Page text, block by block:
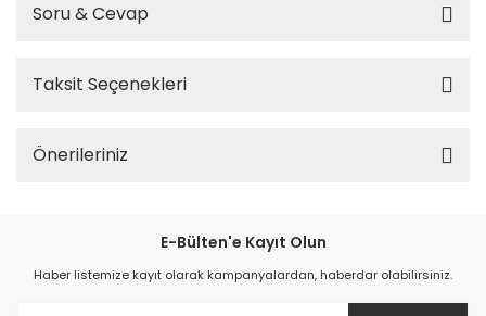
Soru & Cevap
Taksit Seçenekleri
Önerileriniz
E-Bülten'e Kayıt Olun
Haber listemize kayıt olarak kampanyalardan, haberdar olabilirsiniz.